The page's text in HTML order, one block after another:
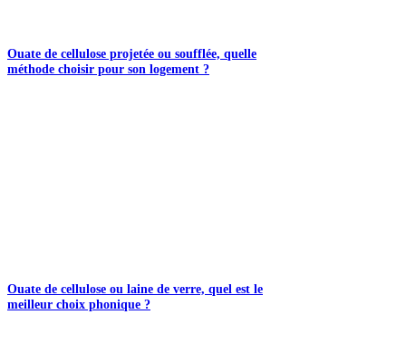
Ouate de cellulose projetée ou soufflée, quelle
méthode choisir pour son logement ?
Ouate de cellulose ou laine de verre, quel est le
meilleur choix phonique ?